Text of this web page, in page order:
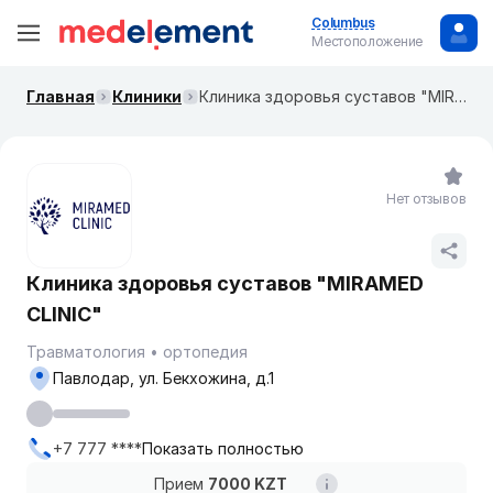
Columbus
Местоположение
Главная Клиники Клиника здоровья суставов "MIRAMED CLINIC"
Клиника здоровья суставов "MIRAMED
CLINIC"
Травматология ортопедия
Прием 7000 KZT
Павлодар, ул. Бекхожина, д.1
+7 777 ****Показать полностью
Нет отзывов